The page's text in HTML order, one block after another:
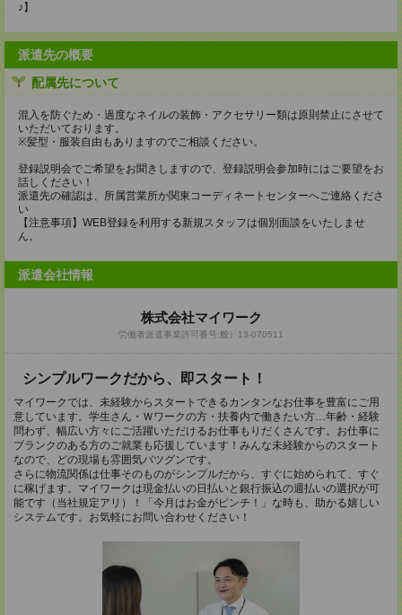
♪】
派遣先の概要
配属先について
混入を防ぐため・過度なネイルの装飾・アクセサリー類は原則禁止にさせて
いただいております。
※髪型・服装自由もありますのでご相談ください。
登録説明会でご希望をお聞きしますので、登録説明会参加時にはご要望をお
話しください！
派遣先の確認は、所属営業所か関東コーディネートセンターへご連絡くださ
い
【注意事項】WEB登録を利用する新規スタッフは個別面談をいたしませ
ん。
派遣会社情報
株式会社マイワーク
労働者派遣事業許可番号:般）13-070511
シンプルワークだから、即スタート！
マイワークでは、未経験からスタートできるカンタンなお仕事を豊富にご用
意しています。学生さん・Ｗワークの方・扶養内で働きたい方…年齢・経験
問わず、幅広い方々にご活躍いただけるお仕事もりだくさんです。お仕事に
ブランクのある方のご就業も応援しています！みんな未経験からのスタート
なので、どの現場も雰囲気バツグンです。
さらに物流関係は仕事そのものがシンプルだから、すぐに始められて、すぐ
に稼げます。マイワークは現金払いの日払いと銀行振込の週払いの選択が可
能です（当社規定アリ）！「今月はお金がピンチ！」な時も、助かる嬉しい
システムです。お気軽にお問い合わせください！